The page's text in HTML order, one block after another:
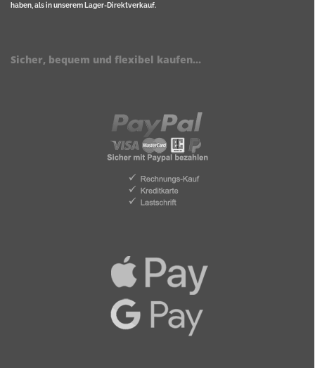
haben, als in unserem Lager-Direktverkauf.
Sicher, bequem und flexibel kaufen...